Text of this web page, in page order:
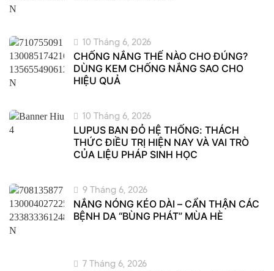
CHỐNG NẮNG THẾ NÀO CHO ĐÚNG?
DÙNG KEM CHỐNG NẮNG SAO CHO
HIỆU QUẢ
10 Tháng 6, 2026
LUPUS BAN ĐỎ HỆ THỐNG: THÁCH
THỨC ĐIỀU TRỊ HIỆN NAY VÀ VAI TRÒ
CỦA LIỆU PHÁP SINH HỌC
10 Tháng 6, 2026
NẮNG NÓNG KÉO DÀI – CẨN THẬN CÁC
BỆNH DA “BÙNG PHÁT” MÙA HÈ
9 Tháng 6, 2026
7 Tháng 6, 2026